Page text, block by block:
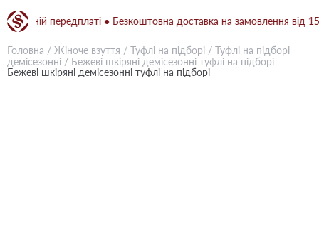
передплаті ● Безкоштовна доставка на замовлення від
Головна / Жіноче взуття / Туфлі на підборі / Туфлі на підборі
демісезонні / Бежевi шкіряні демісезонні туфлі на підборі
Бежевi шкіряні демісезонні туфлі на підборі